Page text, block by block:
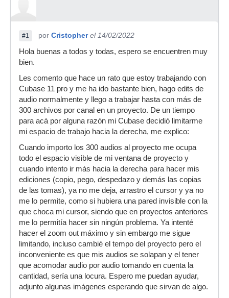
#1 por Cristopher el 14/02/2022
Hola buenas a todos y todas, espero se encuentren muy
bien.
Les comento que hace un rato que estoy trabajando con
Cubase 11 pro y me ha ido bastante bien, hago edits de
audio normalmente y llego a trabajar hasta con más de
300 archivos por canal en un proyecto. De un tiempo
para acá por alguna razón mi Cubase decidió limitarme
mi espacio de trabajo hacia la derecha, me explico:
Cuando importo los 300 audios al proyecto me ocupa
todo el espacio visible de mi ventana de proyecto y
cuando intento ir más hacia la derecha para hacer mis
ediciones (copio, pego, despedazo y demás las copias
de las tomas), ya no me deja, arrastro el cursor y ya no
me lo permite, como si hubiera una pared invisible con la
que choca mi cursor, siendo que en proyectos anteriores
me lo permitía hacer sin ningún problema. Ya intenté
hacer el zoom out máximo y sin embargo me sigue
limitando, incluso cambié el tempo del proyecto pero el
inconveniente es que mis audios se solapan y el tener
que acomodar audio por audio tomando en cuenta la
cantidad, sería una locura. Espero me puedan ayudar,
adjunto algunas imágenes esperando que sirvan de algo.